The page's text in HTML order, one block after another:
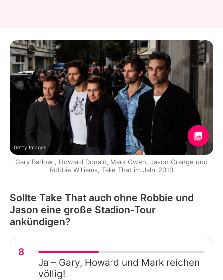
Getty Images
Gary Barlow , Howard Donald, Mark Owen, Jason Orange und
Robbie Williams, Take That im Jahr 2010
Sollte Take That auch ohne Robbie und
Jason eine große Stadion-Tour
ankündigen?
8
Ja – Gary, Howard und Mark reichen
völlig!